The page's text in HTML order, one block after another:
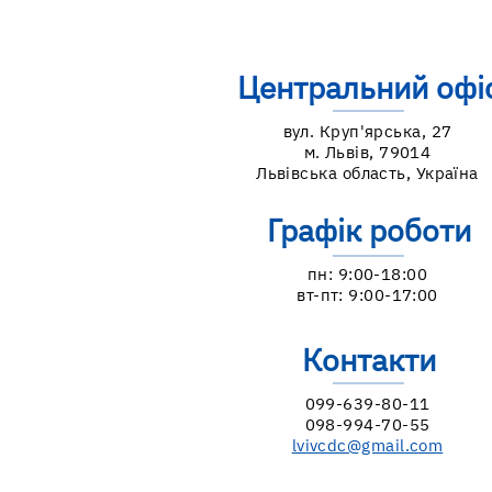
підтримки грудного
вигодовування: посилюємо
те, що працює
Центральний
вул. Круп'ярська, 27
м. Львів, 79014
Львівська область, Україна
Графік роботи
пн: 9:00-18:00
вт-пт: 9:00-17:00
Контакти
099-639-80-11
098-994-70-55
lvivcdc@gmail.com